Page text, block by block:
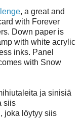
, a great and
with Forever
Down paper is
with white acrylic
inks. Panel
with Snow
ja sinisiä
siis
joka löytyy siis